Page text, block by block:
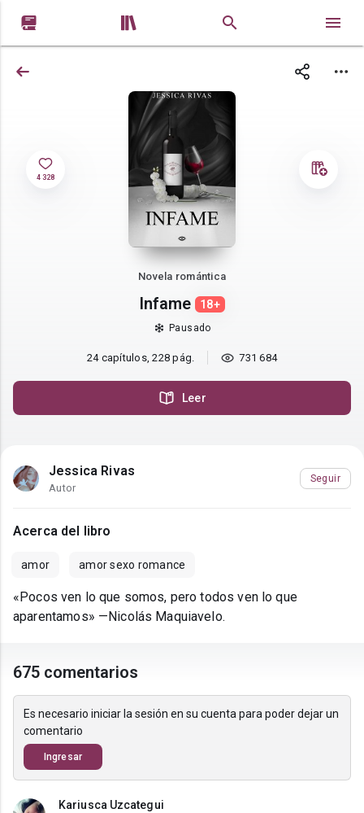
 
4 328
Novela romántica
Infame 18+
Pausado
24 capítulos, 228 pág. 731 684
Leer
Jessica Rivas
Autor
Seguir
Acerca del libro
amor amor sexo romance
«Pocos ven lo que somos, pero todos ven lo que
aparentamos» —Nicolás Maquiavelo.
675 comentarios
Es necesario iniciar la sesión en su cuenta para poder dejar un
comentario
Ingresar
Kariusca Uzcategui